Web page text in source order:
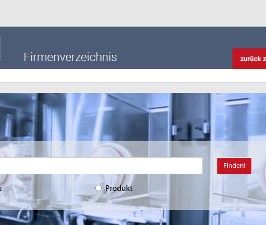
Finden!
Produkt